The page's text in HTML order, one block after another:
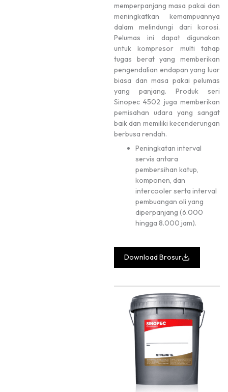
memperpanjang masa pakai dan
meningkatkan kemampuannya
dalam melindungi dari korosi.
Pelumas ini dapat digunakan
untuk kompresor multi tahap
tugas berat yang memberikan
pengendalian endapan yang luar
biasa dan masa pakai pelumas
yang panjang. Produk seri
Sinopec 4502 juga memberikan
pemisahan udara yang sangat
baik dan memiliki kecenderungan
berbusa rendah.
Peningkatan interval
servis antara
pembersihan katup,
komponen, dan
intercooler serta interval
pembuangan oli yang
diperpanjang (6.000
hingga 8.000 jam).
Download Brosur